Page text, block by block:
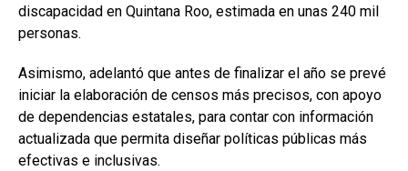
discapacidad en Quintana Roo, estimada en unas 240 mil
personas.
Asimismo, adelantó que antes de finalizar el año se prevé
iniciar la elaboración de censos más precisos, con apoyo
de dependencias estatales, para contar con información
actualizada que permita diseñar políticas públicas más
efectivas e inclusivas.